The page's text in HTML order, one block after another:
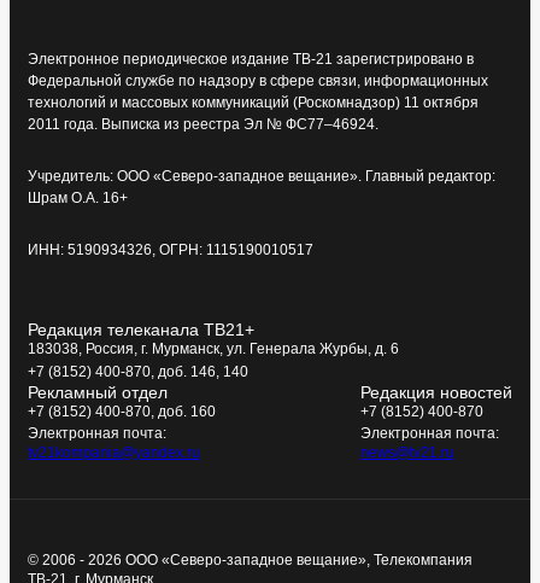
Электронное периодическое издание ТВ-21 зарегистрировано в
Федеральной службе по надзору в сфере связи, информационных
технологий и массовых коммуникаций (Роскомнадзор) 11 октября
2011 года. Выписка из реестра Эл № ФС77–46924.
Учредитель: ООО «Северо-западное вещание». Главный редактор:
Шрам О.А. 16+
ИНН: 5190934326, ОГРН: 1115190010517
Редакция телеканала ТВ21+
183038, Россия, г. Мурманск, ул. Генерала Журбы, д. 6
+7 (8152) 400-870, доб. 146, 140
Рекламный отдел
+7 (8152) 400-870, доб. 160
Электронная почта:
tv21kompania@yandex.ru
Редакция новостей
+7 (8152) 400-870
Электронная почта:
news@tv21.ru
© 2006 - 2026 ООО «Северо-западное вещание», Телекомпания
ТВ-21, г. Мурманск